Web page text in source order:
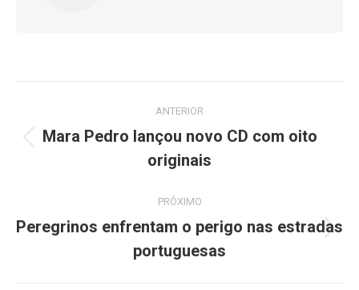
de
ANTERIOR
Post
anterior:
Mara Pedro lançou novo CD com oito
originais
PRÓXIMO
Próximo
post:
Peregrinos enfrentam o perigo nas estradas
portuguesas